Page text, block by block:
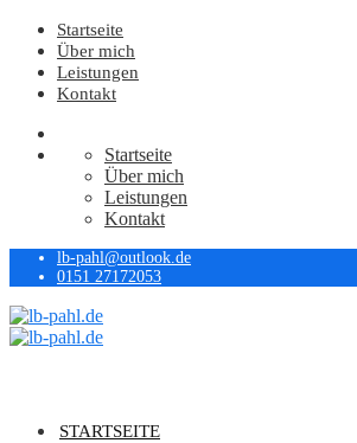
Startseite
Über mich
Leistungen
Kontakt
Startseite
Über mich
Leistungen
Kontakt
lb-pahl@outlook.de
0151 27172053
STARTSEITE